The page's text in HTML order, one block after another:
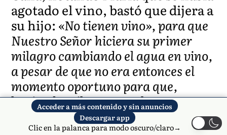
agotado el vino, bastó que dijera a
su hijo: «No tienen vino», para que
Nuestro Señor hiciera su primer
milagro cambiando el agua en vino,
a pesar de que no era entonces el
momento oportuno para que,
haciendo milagros, probara su
divinidad. (Jn. 22-8).
Acceder a más contenido y sin anuncios
Descargar app
Clic en la palanca para modo oscuro/claro→